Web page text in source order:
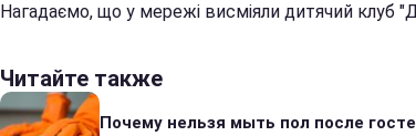
Нагадаємо, що у мережі висміяли дитячий клуб
Читайте также
Почему нельзя мыть пол после